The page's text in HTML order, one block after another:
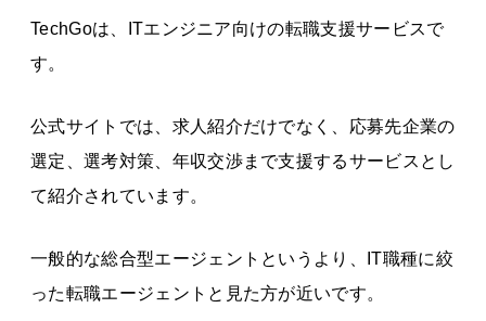
TechGoは、ITエンジニア向けの転職支援サービスで
す。
公式サイトでは、求人紹介だけでなく、応募先企業の
選定、選考対策、年収交渉まで支援するサービスとし
て紹介されています。
一般的な総合型エージェントというより、IT職種に絞
った転職エージェントと見た方が近いです。